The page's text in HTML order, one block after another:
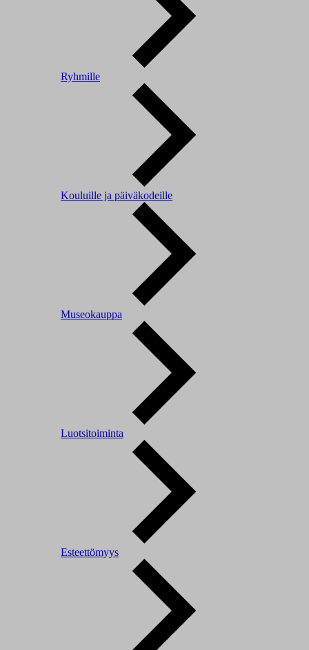
Ryhmille
Kouluille ja päiväkodeille
Museokauppa
Luotsitoiminta
Esteettömyys